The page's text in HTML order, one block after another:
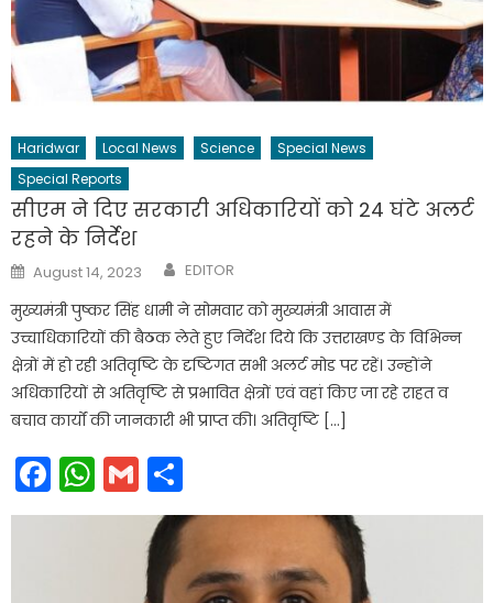
Haridwar Local News Science
Special News
Special Reports
सीएम ने दिए सरकारी अधिकारियों को 24 घंटे अलर्ट
रहने के निर्देश
Posted
on
August 14, 2023 Author
EDITOR
मुख्यमंत्री पुष्कर सिंह धामी ने सोमवार को मुख्यमंत्री आवास में
उच्चाधिकारियों की बैठक लेते हुए निर्देश दिये कि उत्तराखण्ड के विभिन्न
क्षेत्रों में हो रही अतिवृष्टि के दृष्टिगत सभी अलर्ट मोड पर रहें। उन्होंने
अधिकारियों से अतिवृष्टि से प्रभावित क्षेत्रों एवं वहां किए जा रहे राहत व
बचाव कार्यों की जानकारी भी प्राप्त की। अतिवृष्टि […]
Facebook
WhatsApp
Gmail